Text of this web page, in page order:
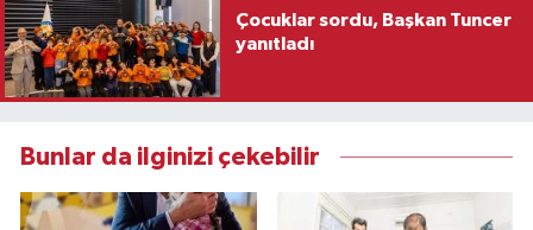
Çocuklar sordu, Başkan Tuncer
yanıtladı
Bunlar da ilginizi çekebilir